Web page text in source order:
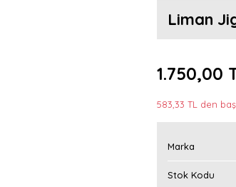
Liman
1.750,00
583,33 TL den
Marka
Stok Kodu